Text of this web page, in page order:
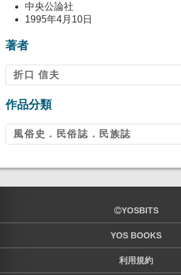
中央公論社
1995年4月10日
著者
折口 信夫
作品分類
風俗史．民俗誌．民族誌
YOSBITS
YOS BOOKS
利用規約